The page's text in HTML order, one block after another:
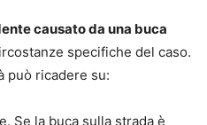
causato da una buca
specifiche del caso.
può ricadere su:
Se la buca sulla strada è